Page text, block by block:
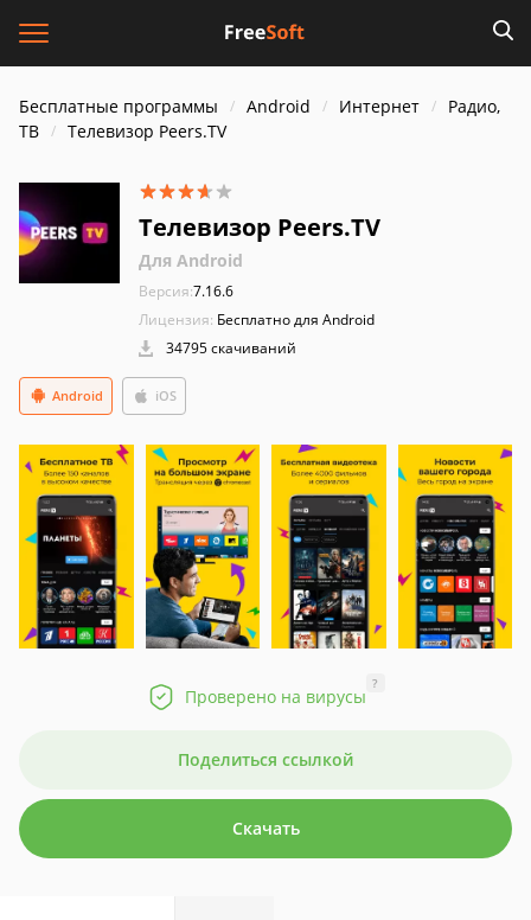
Бесплатные программы Android Интернет
Радио,
ТВ
Телевизор Peers.TV
Телевизор Peers.TV
Для Android
Версия:7.16.6
Лицензия: Бесплатно для Android
34795 скачиваний
iOS
Android
Проверено на вирусы
?
Поделиться ссылкой
Скачать